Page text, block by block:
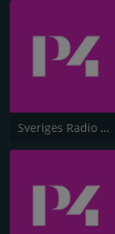
Sveriges Radio P4 Örebro